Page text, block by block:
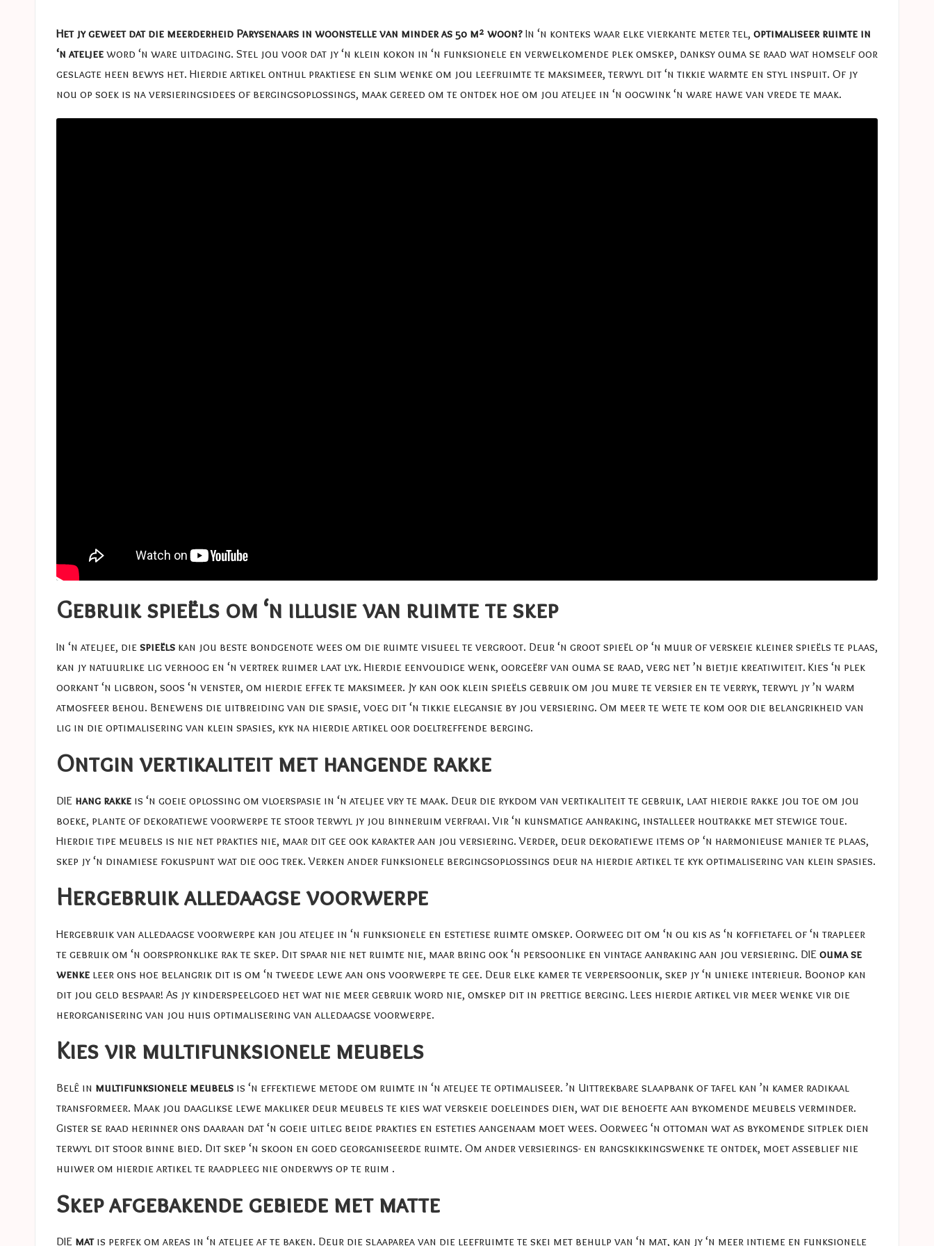
s
a
s
t
Het jy geweet dat die meerderheid Parysenaars in woonstelle van minder as 50 m² woon? In ‘n konteks waar elke vierkante meter tel, optimaliseer ruimte in
‘n ateljee word ‘n ware uitdaging. Stel jou voor dat jy ‘n klein kokon in ‘n funksionele en verwelkomende plek omskep, danksy ouma se raad wat homself oor
geslagte heen bewys het. Hierdie artikel onthul praktiese en slim wenke om jou leefruimte te maksimeer, terwyl dit ‘n tikkie warmte en styl inspuit. Of jy
nou op soek is na versieringsidees of bergingsoplossings, maak gereed om te ontdek hoe om jou ateljee in ‘n oogwink ‘n ware hawe van vrede te maak.
Gebruik spieëls om ‘n illusie van ruimte te skep
In ‘n ateljee, die spieëls kan jou beste bondgenote wees om die ruimte visueel te vergroot. Deur ‘n groot spieël op ‘n muur of verskeie kleiner spieëls te plaas,
kan jy natuurlike lig verhoog en ‘n vertrek ruimer laat lyk. Hierdie eenvoudige wenk, oorgeërf van ouma se raad, verg net ’n bietjie kreatiwiteit. Kies ‘n plek
oorkant ‘n ligbron, soos ‘n venster, om hierdie effek te maksimeer. Jy kan ook klein spieëls gebruik om jou mure te versier en te verryk, terwyl jy ’n warm
atmosfeer behou. Benewens die uitbreiding van die spasie, voeg dit ‘n tikkie elegansie by jou versiering. Om meer te wete te kom oor die belangrikheid van
lig in die optimalisering van klein spasies, kyk na hierdie artikel oor doeltreffende berging.
Ontgin vertikaliteit met hangende rakke
DIE hang rakke is ‘n goeie oplossing om vloerspasie in ‘n ateljee vry te maak. Deur die rykdom van vertikaliteit te gebruik, laat hierdie rakke jou toe om jou
boeke, plante of dekoratiewe voorwerpe te stoor terwyl jy jou binneruim verfraai. Vir ‘n kunsmatige aanraking, installeer houtrakke met stewige toue.
Hierdie tipe meubels is nie net prakties nie, maar dit gee ook karakter aan jou versiering. Verder, deur dekoratiewe items op ‘n harmonieuse manier te plaas,
skep jy ‘n dinamiese fokuspunt wat die oog trek. Verken ander funksionele bergingsoplossings deur na hierdie artikel te kyk optimalisering van klein spasies.
Hergebruik alledaagse voorwerpe
Hergebruik van alledaagse voorwerpe kan jou ateljee in ‘n funksionele en estetiese ruimte omskep. Oorweeg dit om ‘n ou kis as ‘n koffietafel of ‘n trapleer
te gebruik om ‘n oorspronklike rak te skep. Dit spaar nie net ruimte nie, maar bring ook ‘n persoonlike en vintage aanraking aan jou versiering. DIE ouma se
wenke leer ons hoe belangrik dit is om ‘n tweede lewe aan ons voorwerpe te gee. Deur elke kamer te verpersoonlik, skep jy ‘n unieke interieur. Boonop kan
dit jou geld bespaar! As jy kinderspeelgoed het wat nie meer gebruik word nie, omskep dit in prettige berging. Lees hierdie artikel vir meer wenke vir die
herorganisering van jou huis optimalisering van alledaagse voorwerpe.
Kies vir multifunksionele meubels
Belê in multifunksionele meubels is ‘n effektiewe metode om ruimte in ‘n ateljee te optimaliseer. ’n Uittrekbare slaapbank of tafel kan ’n kamer radikaal
transformeer. Maak jou daaglikse lewe makliker deur meubels te kies wat verskeie doeleindes dien, wat die behoefte aan bykomende meubels verminder.
Gister se raad herinner ons daaraan dat ‘n goeie uitleg beide prakties en esteties aangenaam moet wees. Oorweeg ‘n ottoman wat as bykomende sitplek dien
terwyl dit stoor binne bied. Dit skep ‘n skoon en goed georganiseerde ruimte. Om ander versierings- en rangskikkingswenke te ontdek, moet asseblief nie
huiwer om hierdie artikel te raadpleeg nie onderwys op te ruim .
Skep afgebakende gebiede met matte
DIE matis perfek om areas in ‘n ateljee af te baken. Deur die slaaparea van die leefruimte te skei met behulp van ‘n mat, kan jy ‘n meer intieme en funksionele